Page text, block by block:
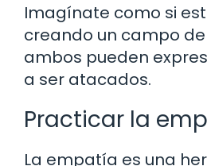
Imagínate como si
creando un campo
ambos pueden
a ser atacados.
Practicar la
La empatía es una